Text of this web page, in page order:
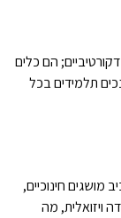
הם כלים
תלמידים בכל
מושגים חינוכיים,
ויזואלית, מה